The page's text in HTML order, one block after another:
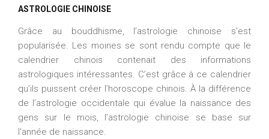
ASTROLOGIE CHINOISE
Grâce au bouddhisme, l’astrologie chinoise s’est
popularisée. Les moines se sont rendu compte que le
calendrier chinois contenait des informations
astrologiques intéressantes. C’est grâce à ce calendrier
qu’ils puissent créer l’horoscope chinois. À la différence
de l’astrologie occidentale qui évalue la naissance des
gens sur le mois, l’astrologie chinoise se base sur
l’année de naissance.